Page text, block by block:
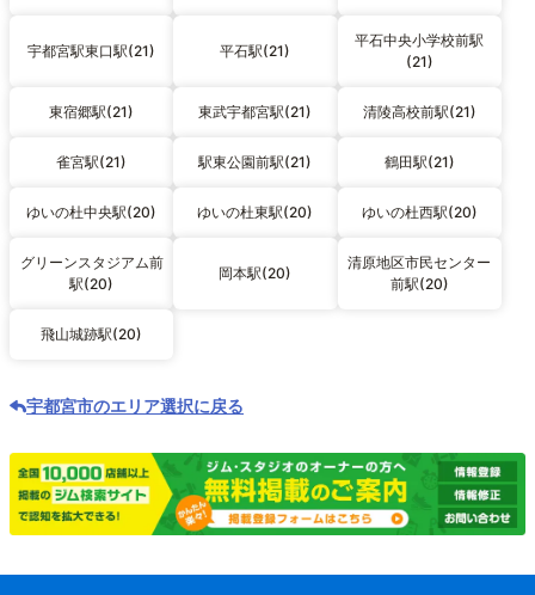
宇都宮駅東口駅(21) 平石駅(21)
平石中央小学校前駅
(21)
東宿郷駅(21) 東武宇都宮駅(21) 清陵高校前駅(21)
雀宮駅(21) 駅東公園前駅(21) 鶴田駅(21)
ゆいの杜中央駅(20) ゆいの杜東駅(20) ゆいの杜西駅(20)
グリーンスタジアム前
駅(20)
岡本駅(20)
清原地区市民センター
前駅(20)
飛山城跡駅(20)
宇都宮市のエリア選択に戻る